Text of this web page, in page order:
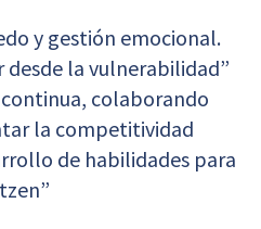
y gestión emocional.
desde la vulnerabilidad”
colaborando
la competitividad
de habilidades para